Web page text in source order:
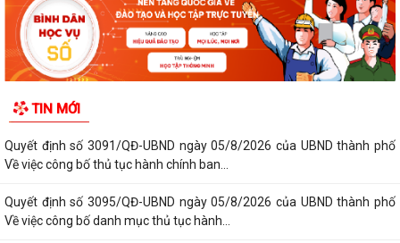
TIN MỚI
Quyết định số 3091/QĐ-UBND ngày 05/8/2026 của UBND thành phố
Về việc công bố thủ tục hành chính ban...
Quyết định số 3095/QĐ-UBND ngày 05/8/2026 của UBND thành phố
Về việc công bố danh mục thủ tục hành...